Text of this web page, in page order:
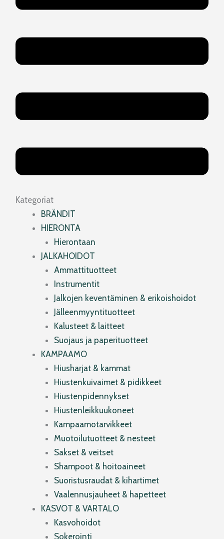
Kategoriat
BRÄNDIT
HIERONTA
Hierontaan
JALKAHOIDOT
Ammattituotteet
Instrumentit
Jalkojen keventäminen & erikoishoidot
Jälleenmyyntituotteet
Kalusteet & laitteet
Suojaus ja paperituotteet
KAMPAAMO
Hiusharjat & kammat
Hiustenkuivaimet & pidikkeet
Hiustenpidennykset
Hiustenleikkuukoneet
Kampaamotarvikkeet
Muotoilutuotteet & nesteet
Sakset & veitset
Shampoot & hoitoaineet
Suoristusraudat & kihartimet
Vaalennusjauheet & hapetteet
KASVOT & VARTALO
Kasvohoidot
Sokerointi